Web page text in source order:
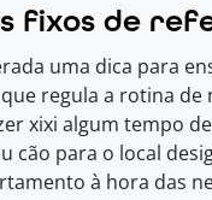
fixos de
uma dica para
regula a rotina de
xixi algum tempo
cão para o local
à hora das